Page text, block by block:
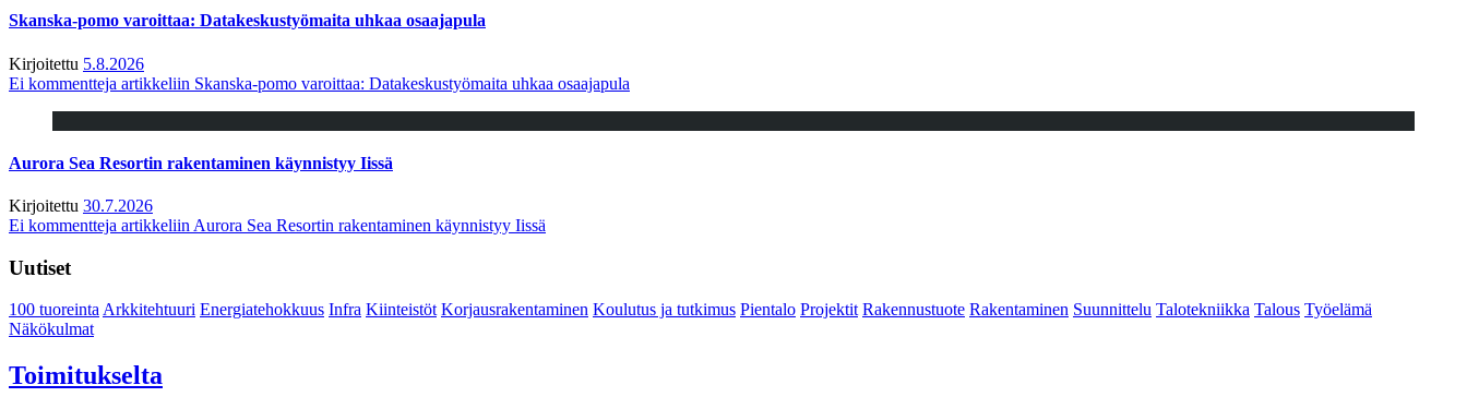
Skanska-pomo varoittaa: Datakeskustyömaita uhkaa osaajapula
Kirjoitettu 5.8.2026
Ei kommentteja artikkeliin Skanska-pomo varoittaa: Datakeskustyömaita uhkaa osaajapula
Aurora Sea Resortin rakentaminen käynnistyy Iissä
Kirjoitettu 30.7.2026
Ei kommentteja artikkeliin Aurora Sea Resortin rakentaminen käynnistyy Iissä
Uutiset
100 tuoreintaArkkitehtuuri Energiatehokkuus Infra Kiinteistöt Korjausrakentaminen Koulutus ja tutkimus Pientalo Projektit Rakennustuote Rakentaminen Suunnittelu Talotekniikka Talous Työelämä
Näkökulmat
Toimitukselta